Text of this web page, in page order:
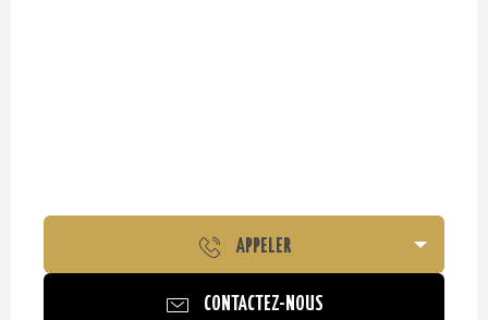
APPELER
CONTACTEZ-NOUS